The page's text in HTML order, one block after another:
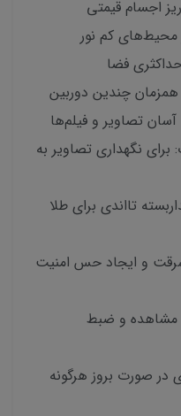
اجسام قیمتی
کم نور
فضا
چندین دوربین
آسان تصاویر و فیلم‌ها
نگهداری تصاویر به
تااندی برای طلا
و ایجاد حس امنیت
مشاهده و ضبط
در صورت بروز هرگونه